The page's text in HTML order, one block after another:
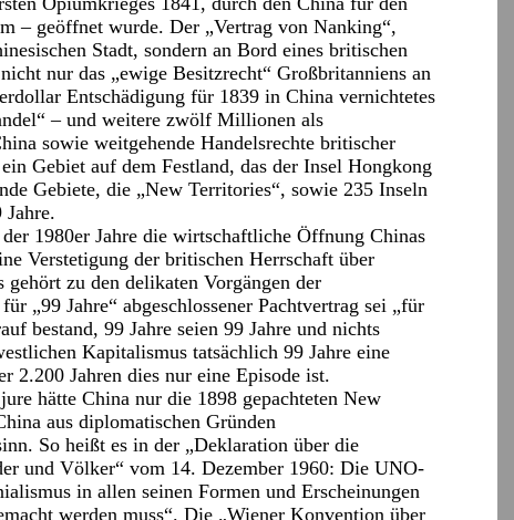
– geöffnet wurde. Der „Vertrag von Nanking“,
Stadt, sondern an Bord eines britischen
nur das „ewige Besitzrecht“ Großbritanniens an
Entschädigung für 1839 in China vernichtetes
– und weitere zwölf Millionen als
sowie weitgehende Handelsrechte britischer
Gebiet auf dem Festland, das der Insel Hongkong
Gebiete, die „New Territories“, sowie 235 Inseln
1980er Jahre die wirtschaftliche Öffnung Chinas
Verstetigung der britischen Herrschaft über
zu den delikaten Vorgängen der
„99 Jahre“ abgeschlossener Pachtvertrag sei „für
bestand, 99 Jahre seien 99 Jahre und nichts
Kapitalismus tatsächlich 99 Jahre eine
2.200 Jahren dies nur eine Episode ist.
hätte China nur die 1898 gepachteten New
aus diplomatischen Gründen
So heißt es in der „Deklaration über die
und Völker“ vom 14. Dezember 1960: Die UNO-
in allen seinen Formen und Erscheinungen
werden muss“. Die „Wiener Konvention über